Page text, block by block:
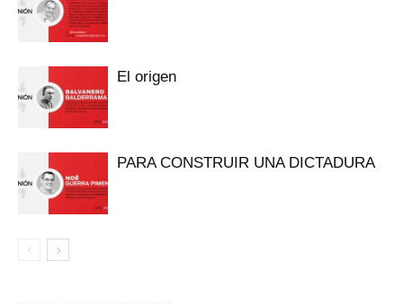
El origen
PARA CONSTRUIR UNA DICTADURA